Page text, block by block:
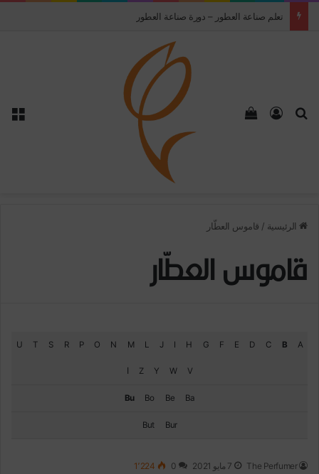
تعلم صناعة العطور – دورة صناعة العطور
بحث عنتسجيل الدخولإستعراض سلة التسوق
الرئيسية / قاموس العطّار
قاموس العطّار
A
B
C
D
E
F
G
H
I
J
L
M
N
O
P
R
S
T
U
V
W
Y
Z
Ba
Be
Bo
Bu
Bur
But
The Perfumer 7 مايو 2021 0 1٬224